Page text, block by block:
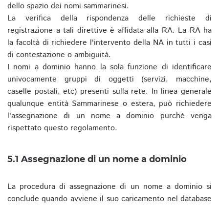
dello spazio dei nomi sammarinesi.
La verifica della rispondenza delle richieste di
registrazione a tali direttive è affidata alla RA. La RA ha
la facoltà di richiedere l'intervento della NA in tutti i casi
di contestazione o ambiguità.
I nomi a dominio hanno la sola funzione di identificare
univocamente gruppi di oggetti (servizi, macchine,
caselle postali, etc) presenti sulla rete. In linea generale
qualunque entità Sammarinese o estera, può richiedere
l'assegnazione di un nome a dominio purchè venga
rispettato questo regolamento.
5.1 Assegnazione di un nome a dominio
La procedura di assegnazione di un nome a dominio si
conclude quando avviene il suo caricamento nel database